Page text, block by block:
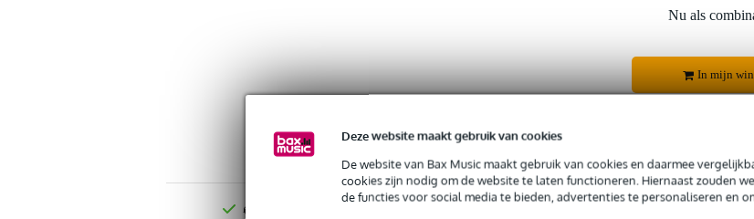
Deze website maakt gebruik van cookies
De website van Bax Music maakt gebruik van cookies en daarmee
cookies zijn nodig om de website te laten functioneren. Hiernaast zouden
de functies voor social media te bieden, advertenties te personaliseren en
Nu als
In mijn
3 jaar Bax Music garantie